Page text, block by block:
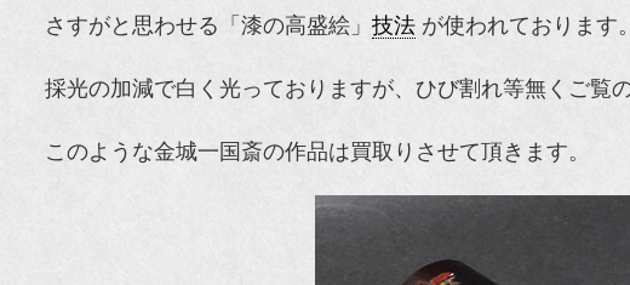
さすがと思わせる「漆の高盛絵」 技法 が使われております。
採光の加減で白く光っておりますが、ひび割れ等無くご覧
このような金城一国斎の作品は買取りさせて頂きます。